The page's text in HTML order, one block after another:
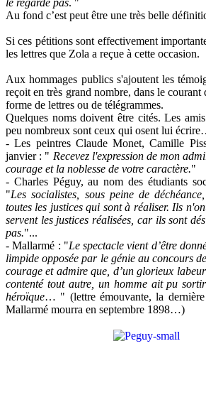
Au fond c’est peut être une très belle
Si ces pétitions sont effectivement
les lettres que Zola a reçue à cette occasion.
Aux hommages publics s'ajoutent les
reçoit en très grand nombre, dans le courant
forme de lettres ou de télégrammes.
Quelques noms doivent être cités. Les
peu nombreux sont ceux qui osent lui
- Les peintres Claude Monet, Camille
janvier : " Recevez l'expression de mon
courage et la noblesse de votre caractère."
- Charles Péguy, au nom des étudiants
"Les socialistes, sous peine de
toutes les justices qui sont à réaliser. Ils
servent les justices réalisées, car ils sont
pas."...
- Mallarmé : "Le spectacle vient d’être
limpide opposée par le génie au concours
courage et admire que, d’un glorieux
contenté tout autre, un homme ait pu
héroïque… " (lettre émouvante, la
Mallarmé mourra en septembre 1898…)